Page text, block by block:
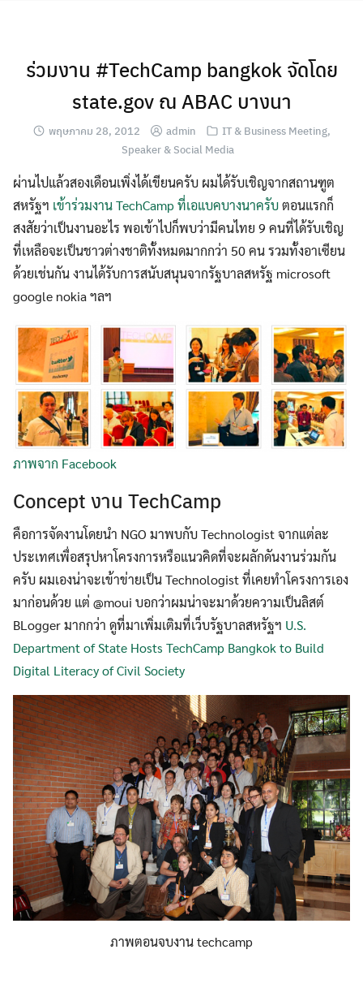
ร่วมงาน #TechCamp bangkok จัดโดย
state.gov ณ ABAC บางนา
พฤษภาคม 28, 2012 admin IT & Business Meeting,
Speaker & Social Media
ผ่านไปแล้วสองเดือนเพิ่งได้เขียนครับ ผมได้รับเชิญจากสถานฑูต
สหรัฐฯ เข้าร่วมงาน TechCamp ที่เอแบคบางนาครับตอนแรกก็
สงสัยว่าเป็นงานอะไร พอเข้าไปก็พบว่ามีคนไทย 9 คนที่ได้รับเชิญ
ที่เหลือจะเป็นชาวต่างชาติทั้งหมดมากกว่า 50 คน รวมทั้งอาเซียน
ด้วยเช่นกัน งานได้รับการสนับสนุนจากรัฐบาลสหรัฐ microsoft
google nokia ฯลฯ
ภาพจาก Facebook
Concept งาน TechCamp
คือการจัดงานโดยนำ NGO มาพบกับ Technologist จากแต่ละ
ประเทศเพื่อสรุปหาโครงการหรือแนวคิดที่จะผลักดันงานร่วมกัน
ครับ ผมเองน่าจะเข้าข่ายเป็น Technologist ที่เคยทำโครงการเอง
มาก่อนด้วย แต่ @moui บอกว่าผมน่าจะมาด้วยความเป็นลิสต์
BLogger มากกว่า ดูที่มาเพิ่มเติมที่เว็บรัฐบาลสหรัฐฯ U.S.
Department of State Hosts TechCamp Bangkok to Build
Digital Literacy of Civil Society
ภาพตอนจบงาน techcamp